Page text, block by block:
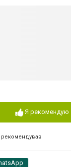
Я рекомендую
рекомендував